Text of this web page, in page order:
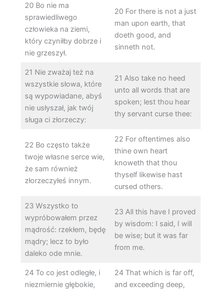
20 Bo nie ma
sprawiedliwego
człowieka na ziemi,
który czyniłby dobrze i
nie grzeszył.
20 For there is not a just
man upon earth, that
doeth good, and
sinneth not.
21 Nie zważaj też na
wszystkie słowa, które
są wypowiadane, abyś
nie usłyszał, jak twój
sługa ci złorzeczy:
21 Also take no heed
unto all words that are
spoken; lest thou hear
thy servant curse thee:
22 Bo często także
twoje własne serce wie,
że sam również
złorzeczyłeś innym.
22 For oftentimes also
thine own heart
knoweth that thou
thyself likewise hast
cursed others.
23 Wszystko to
wypróbowałem przez
mądrość: rzekłem, będę
mądry; lecz to było
daleko ode mnie.
23 All this have I proved
by wisdom: I said, I will
be wise; but it was far
from me.
24 To co jest odległe, i
niezmiernie głębokie,
24 That which is far off,
and exceeding deep,